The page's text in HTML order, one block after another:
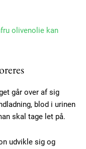
olivenolie kan
går over af sig
blod i urinen
skal tage let på.
udvikle sig og